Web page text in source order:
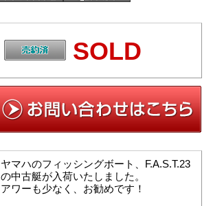
SOLD
ヤマハのフィッシングボート、F.A.S.T.23
の中古艇が入荷いたしました。
アワーも少なく、お勧めです！